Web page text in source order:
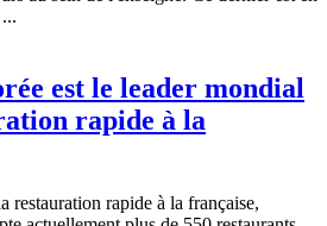
est le leader mondial
rapide à la
restauration rapide à la française,